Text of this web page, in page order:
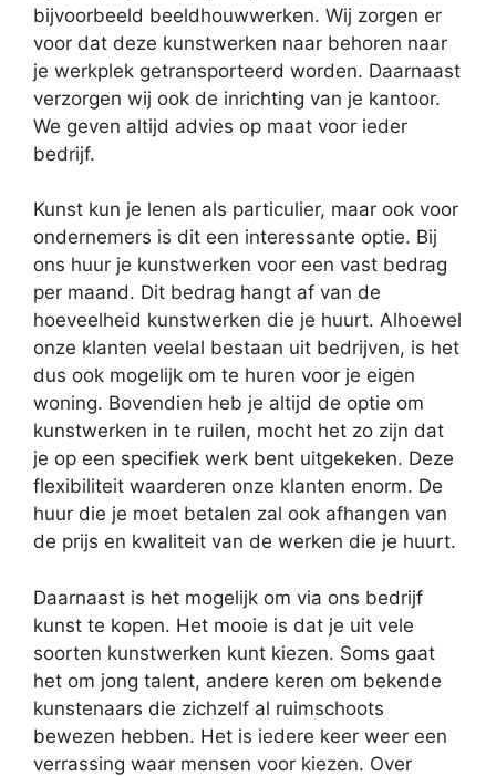
bijvoorbeeld beeldhouwwerken. Wij zorgen er
voor dat deze kunstwerken naar behoren naar
je werkplek getransporteerd worden. Daarnaast
verzorgen wij ook de inrichting van je kantoor.
We geven altijd advies op maat voor ieder
bedrijf.
Kunst kun je lenen als particulier, maar ook voor
ondernemers is dit een interessante optie. Bij
ons huur je kunstwerken voor een vast bedrag
per maand. Dit bedrag hangt af van de
hoeveelheid kunstwerken die je huurt. Alhoewel
onze klanten veelal bestaan uit bedrijven, is het
dus ook mogelijk om te huren voor je eigen
woning. Bovendien heb je altijd de optie om
kunstwerken in te ruilen, mocht het zo zijn dat
je op een specifiek werk bent uitgekeken. Deze
flexibiliteit waarderen onze klanten enorm. De
huur die je moet betalen zal ook afhangen van
de prijs en kwaliteit van de werken die je huurt.
Daarnaast is het mogelijk om via ons bedrijf
kunst te kopen. Het mooie is dat je uit vele
soorten kunstwerken kunt kiezen. Soms gaat
het om jong talent, andere keren om bekende
kunstenaars die zichzelf al ruimschoots
bewezen hebben. Het is iedere keer weer een
verrassing waar mensen voor kiezen. Over